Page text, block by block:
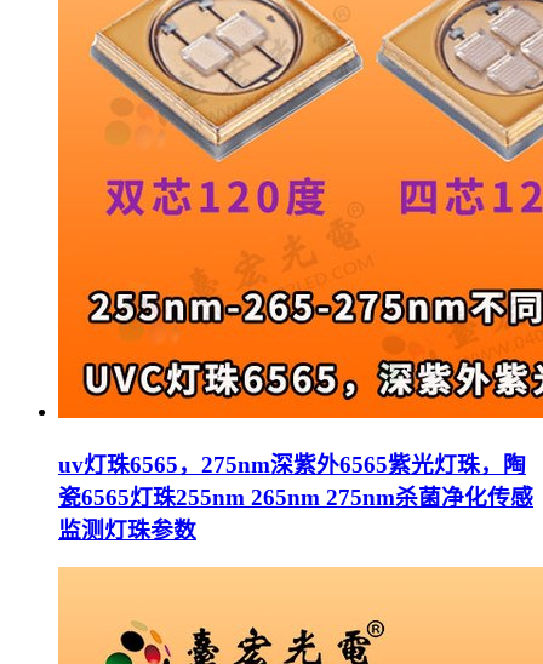
uv灯珠6565，275nm深紫外6565紫光灯珠，陶
瓷6565灯珠255nm 265nm 275nm杀菌净化传感
监测灯珠参数